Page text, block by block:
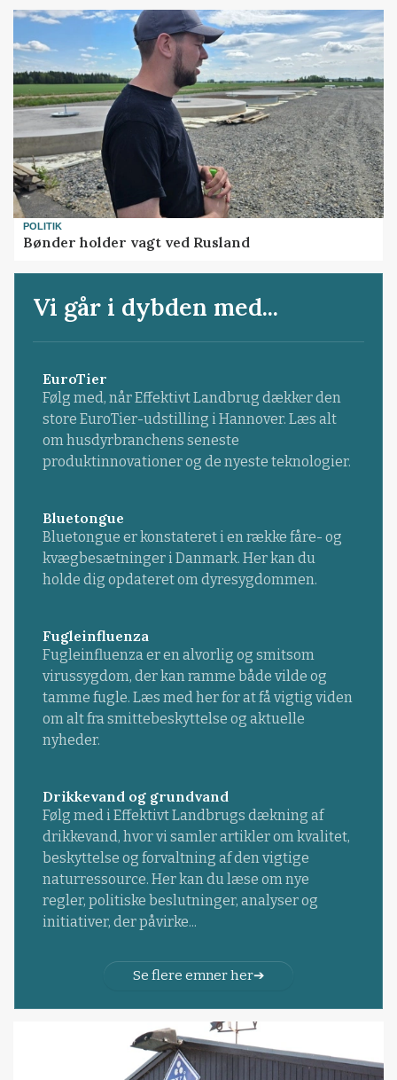
POLITIK
Bønder holder vagt ved Rusland
Vi går i dybden med...
EuroTier
Følg med, når Effektivt Landbrug dækker den
store EuroTier-udstilling i Hannover. Læs alt
om husdyrbranchens seneste
produktinnovationer og de nyeste teknologier.
Bluetongue
Bluetongue er konstateret i en række fåre- og
kvægbesætninger i Danmark. Her kan du
holde dig opdateret om dyresygdommen.
Fugleinfluenza
Fugleinfluenza er en alvorlig og smitsom
virussygdom, der kan ramme både vilde og
tamme fugle. Læs med her for at få vigtig viden
om alt fra smittebeskyttelse og aktuelle
nyheder.
Drikkevand og grundvand
Følg med i Effektivt Landbrugs dækning af
drikkevand, hvor vi samler artikler om kvalitet,
beskyttelse og forvaltning af den vigtige
naturressource. Her kan du læse om nye
regler, politiske beslutninger, analyser og
initiativer, der påvirke...
Se flere emner her